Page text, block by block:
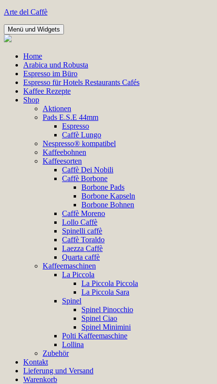
Zum
springen
Arte del Caffè
Menü und Widgets
Home
Arabica und Robusta
Espresso im Büro
Espresso für Hotels Restaurants Cafés
Kaffee Rezepte
Shop
Aktionen
Pads E.S.E 44mm
Espresso
Caffè Lungo
Nespresso® kompatibel
Kaffeebohnen
Kaffeesorten
Caffè Dei Nobili
Caffè Borbone
Borbone Pads
Borbone Kapseln
Borbone Bohnen
Caffè Moreno
Lollo Caffè
Spinelli caffè
Caffè Toraldo
Laezza Caffè
Quarta caffè
Kaffeemaschinen
La Piccola
La Piccola Piccola
La Piccola Sara
Spinel
Spinel Pinocchio
Spinel Ciao
Spinel Minimini
Polti Kaffeemaschine
Lollina
Zubehör
Kontakt
Lieferung und Versand
Warenkorb